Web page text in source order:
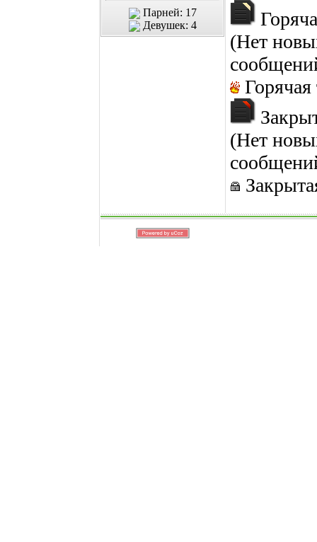
Парней: 17
Девушек: 4
(Нет
Горячая
(Нет